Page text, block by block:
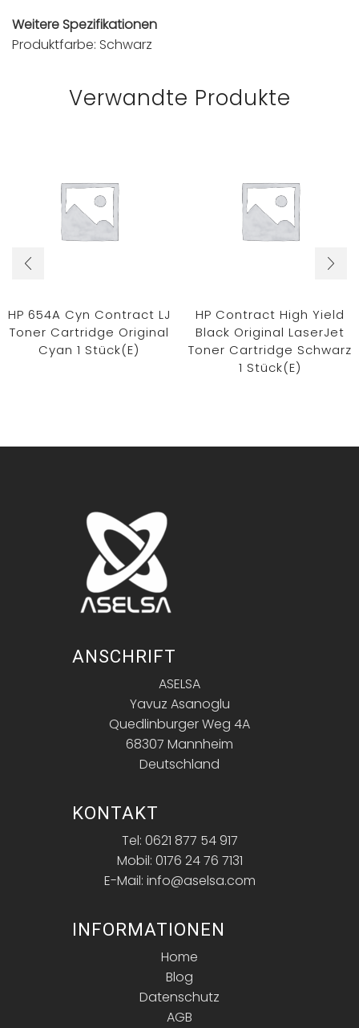
Weitere Spezifikationen
Produktfarbe: Schwarz
Verwandte Produkte
HP 654A Cyn Contract LJ
Toner Cartridge Original
Cyan 1 Stück(e)
HP Contract High Yield
Black Original LaserJet
Toner Cartridge Schwarz
1 Stück(e)
ANSCHRIFT
ASELSA
Yavuz Asanoglu
Quedlinburger Weg 4A
68307 Mannheim
Deutschland
KONTAKT
Tel: 0621 877 54 917
Mobil: 0176 24 76 7131
E-Mail: info@aselsa.com
INFORMATIONEN
Home
Blog
Datenschutz
AGB